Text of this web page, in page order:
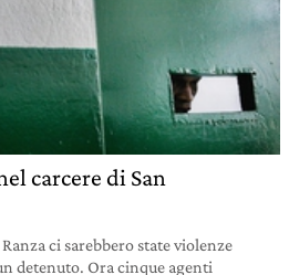
carcere di San
ci sarebbero state violenze
detenuto. Ora cinque agenti